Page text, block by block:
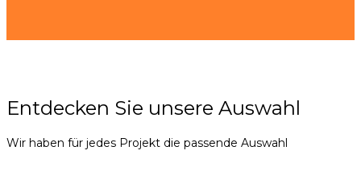
Entdecken Sie unsere Auswahl
Wir haben für jedes Projekt die passende Auswahl